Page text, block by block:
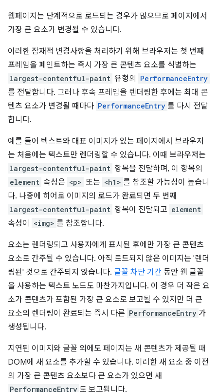
웹페이지는 단계적으로 로드되는 경우가 많으므로 페이지에서
가장 큰 요소가 변경될 수 있습니다.
이러한 잠재적 변경사항을 처리하기 위해 브라우저는 첫 번째
프레임을 페인트하는 즉시 가장 큰 콘텐츠 요소를 식별하는
largest-contentful-paint 유형의 PerformanceEntry
를 전달합니다. 그러나 후속 프레임을 렌더링한 후에는 최대 콘
텐츠 요소가 변경될 때마다 PerformanceEntry 를 다시 전달
합니다.
예를 들어 텍스트와 대표 이미지가 있는 페이지에서 브라우저
는 처음에는 텍스트만 렌더링할 수 있습니다. 이때 브라우저는
largest-contentful-paint 항목을 전달하며, 이 항목의
element 속성은 <p> 또는 <h1> 를 참조할 가능성이 높습니
다. 나중에 히어로 이미지의 로드가 완료되면 두 번째
largest-contentful-paint 항목이 전달되고 element
속성이 <img> 를 참조합니다.
요소는 렌더링되고 사용자에게 표시된 후에만 가장 큰 콘텐츠
요소로 간주될 수 있습니다. 아직 로드되지 않은 이미지는 '렌더
링된' 것으로 간주되지 않습니다. 글꼴 차단 기간 동안 웹 글꼴
을 사용하는 텍스트 노드도 마찬가지입니다. 이 경우 더 작은 요
소가 콘텐츠가 포함된 가장 큰 요소로 보고될 수 있지만 더 큰
요소의 렌더링이 완료되는 즉시 다른 PerformanceEntry 가
생성됩니다.
지연된 이미지와 글꼴 외에도 페이지는 새 콘텐츠가 제공될 때
DOM에 새 요소를 추가할 수 있습니다. 이러한 새 요소 중 이전
의 가장 큰 콘텐츠 요소보다 큰 요소가 있으면 새
PerformanceEntry 도 보고됩니다.